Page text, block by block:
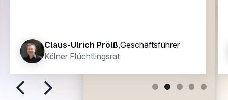
Claus-Ulrich Prölß,Geschäftsführer
Kölner Flüchtlingsrat
Slide 2 of 5.